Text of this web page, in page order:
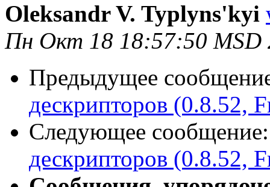
Oleksandr V. Typlyns'kyi
Пн Окт 18 18:57:50 MSD
Предыдущее
дескрипторов (0.8.52,
Следующее
дескрипторов (0.8.52,